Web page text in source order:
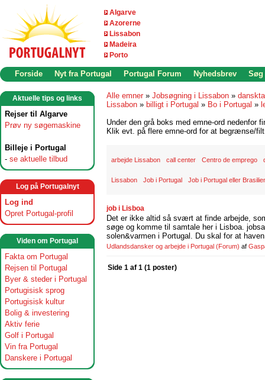
Algarve
Azorerne
Lissabon
Madeira
Porto
Forside Nyt fra Portugal Portugal Forum Nyhedsbrev Søg
Aktuelle tips og links
Rejser til Algarve
Prøv ny søgemaskine
Billeje i Portugal
- se aktuelle tilbud
Log på Portugalnyt
Log ind
Opret Portugal-profil
Viden om Portugal
Fakta om Portugal
Rejsen til Portugal
Byer & steder i Portugal
Portugisisk sprog
Portugisisk kultur
Bolig & investering
Aktiv ferie
Golf i Portugal
Vin fra Portugal
Danskere i Portugal
Alle emner » Jobsøgning i Lissabon »
Lissabon » billigt i Portugal » Bo i Portugal »
Under den grå boks med emne-ord nedenfor
Klik evt. på flere emne-ord for at begrænse/
arbejde Lissabon call center Centro de emprego
Lissabon Job i Portugal Job i Portugal eller
job i Lisboa
Det er ikke altid så svært at finde arbejde,
søge og komme til samtale her i Lisboa.
solen&varmen i Portugal. Du skal for at
Udlandsdansker og arbejde i Portugal (Forum) af
Side 1 af 1 (1 poster)